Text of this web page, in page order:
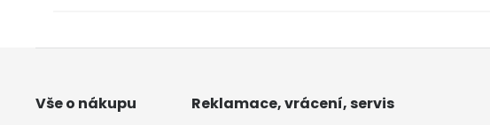
Vše o nákupu Reklamace, vrácení, servis